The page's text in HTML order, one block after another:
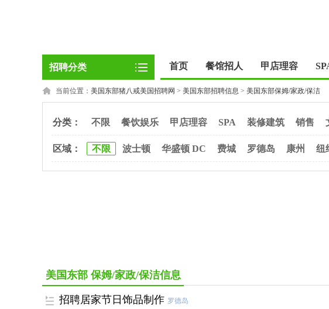
招聘分类 首页 餐馆招人 甲店理容
当前位置： 美国东部猪八戒美国招聘网 > 美国东部招聘信息 > 美国东部保姆/家政/保洁
分类： 不限 餐饮娱乐 甲店理容 SPA 装修建筑 销售
区域： 不限 波士顿 华盛顿 DC 费城 罗德岛 康州 纽
美国东部 保姆/家政/保洁信息
招聘居家节日饰品制作 罗德岛